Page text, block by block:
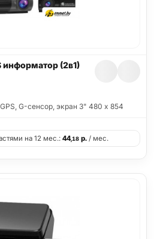
информатор (2в1)
G-сенсор, экран 3" 480 x 854
на 12 мес.: 44,18 р. / мес.